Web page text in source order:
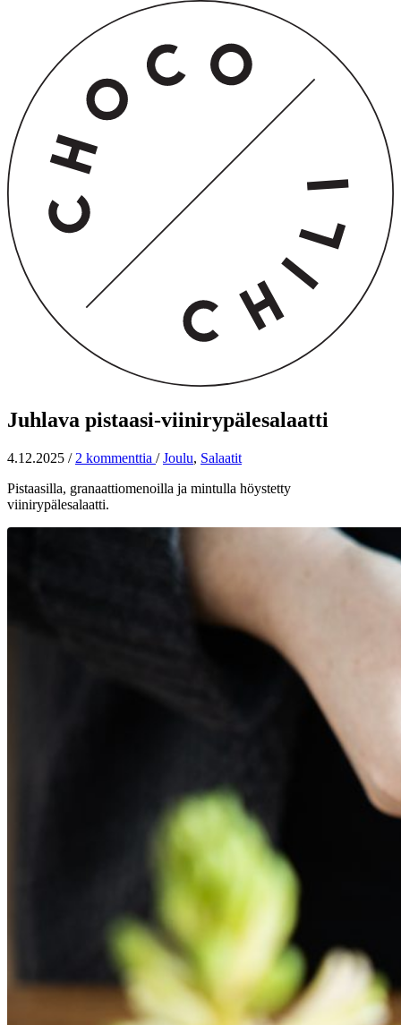
Juhlava pistaasi-viinirypälesalaatti
4.12.2025 / 2 kommenttia / Joulu, Salaatit
Pistaasilla, granaattiomenoilla ja mintulla höystetty
viinirypälesalaatti.